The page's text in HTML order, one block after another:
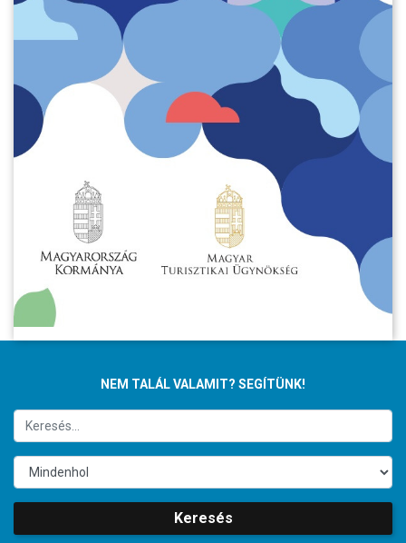
NEM TALÁL VALAMIT? SEGÍTÜNK!
Keresés